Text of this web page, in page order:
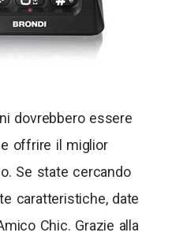
dovrebbero essere
offrire il miglior
Se state cercando
caratteristiche, date
Chic. Grazie alla